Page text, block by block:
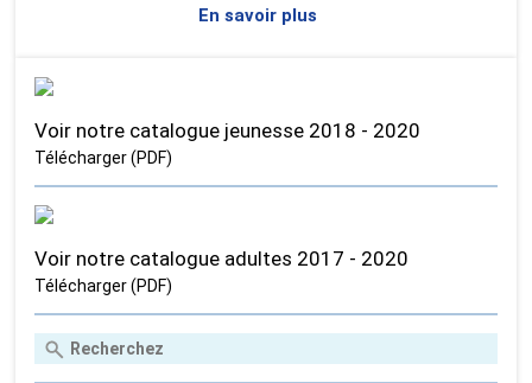
En savoir plus
Voir notre catalogue jeunesse 2018 - 2020
Télécharger (PDF)
Voir notre catalogue adultes 2017 - 2020
Télécharger (PDF)